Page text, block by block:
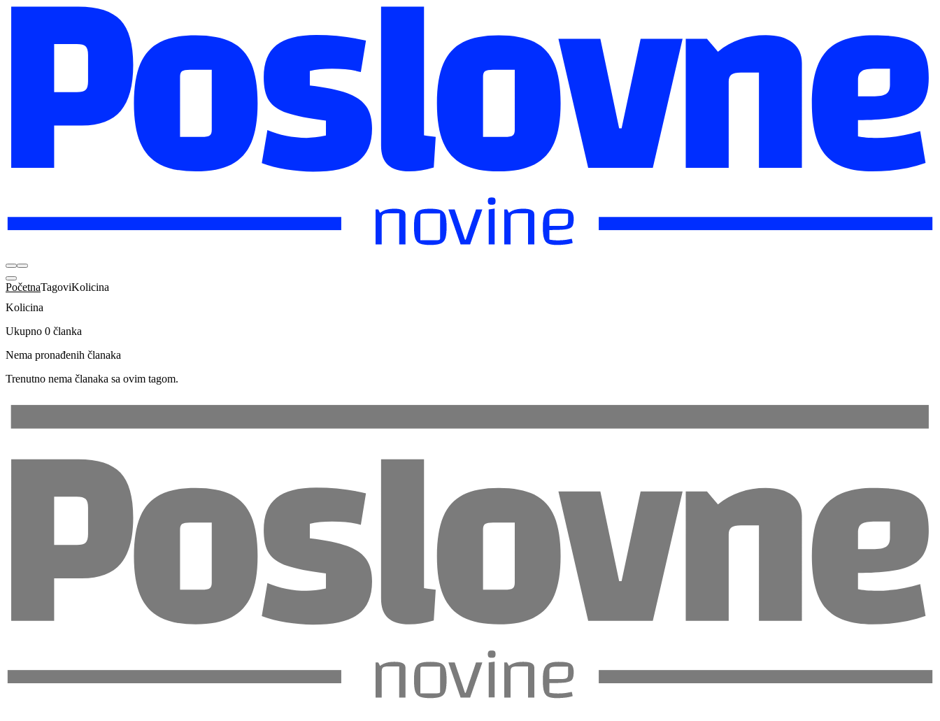
PočetnaTagoviKolicina
Kolicina
Ukupno 0 članka
Nema pronađenih članaka
Trenutno nema članaka sa ovim tagom.